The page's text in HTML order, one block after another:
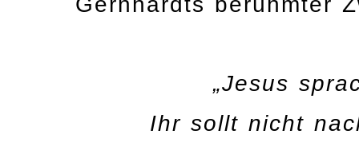
„Jesus
Ihr sollt nicht